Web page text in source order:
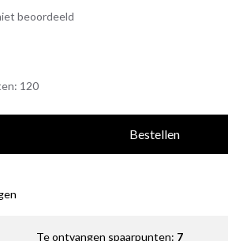
beoordeeld
120
Bestellen
Te ontvangen spaarpunten: 7